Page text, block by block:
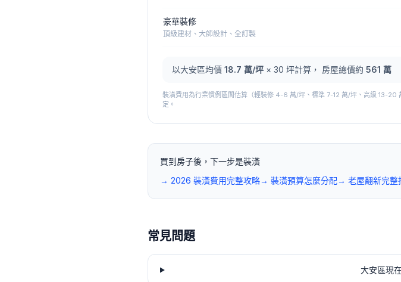
豪華裝修
頂級建材、大師設計、全訂製
以大安區均價 18.7 萬/坪 × 30 坪計算， 房屋總價約 561 萬
裝潢費用為行業慣例區間估算（輕裝修 4-6 萬/坪、標準 7-12 萬/坪、高級 13-
定。
買到房子後，下一步是裝潢
→ 2026 裝潢費用完整攻略→ 裝潢預算怎麼分配→ 老屋翻新完整
常見問題
大安區現